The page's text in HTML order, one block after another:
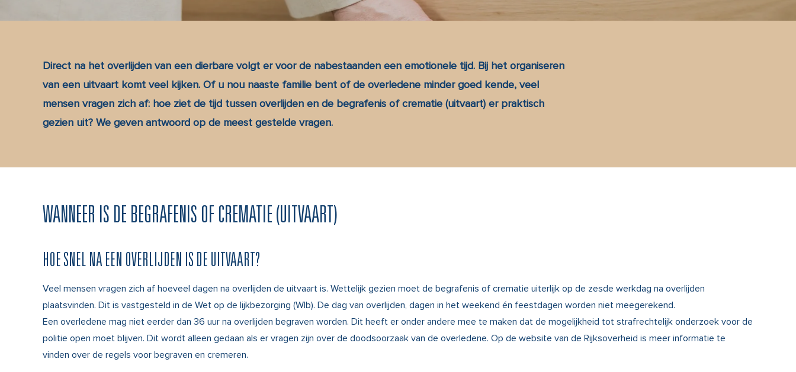
Direct na het overlijden van een dierbare volgt er voor de nabestaanden een emotionele tijd. Bij het organiseren
van een uitvaart komt veel kijken. Of u nou naaste familie bent of de overledene minder goed kende, veel
mensen vragen zich af: hoe ziet de tijd tussen overlijden en de begrafenis of crematie (uitvaart) er praktisch
gezien uit? We geven antwoord op de meest gestelde vragen.
WANNEER IS DE BEGRAFENIS OF CREMATIE (UITVAART)
HOE SNEL NA EEN OVERLIJDEN IS DE UITVAART?
Veel mensen vragen zich af hoeveel dagen na overlijden de uitvaart is. Wettelijk gezien moet de begrafenis of crematie uiterlijk op de zesde werkdag na overlijden
plaatsvinden. Dit is vastgesteld in de Wet op de lijkbezorging (Wlb). De dag van overlijden, dagen in het weekend én feestdagen worden niet meegerekend.
Een overledene mag niet eerder dan 36 uur na overlijden begraven worden. Dit heeft er onder andere mee te maken dat de mogelijkheid tot strafrechtelijk onderzoek voor de
politie open moet blijven. Dit wordt alleen gedaan als er vragen zijn over de doodsoorzaak van de overledene. Op de website van de Rijksoverheid is meer informatie te
vinden over de regels voor begraven en cremeren.